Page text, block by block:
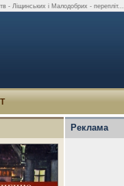
- Ліщинських і Малодобрих - перепліт...
Реклама